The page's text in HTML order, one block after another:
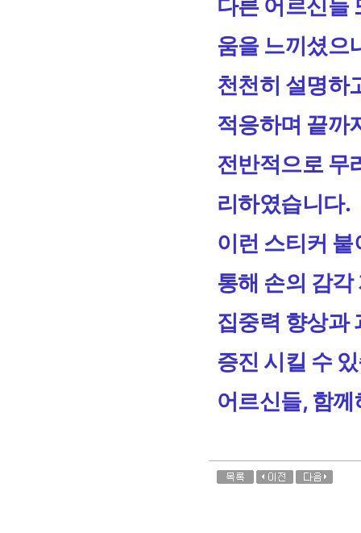
다른 어르신들
움을 느끼셨으
천천히 설명하
적응하며 끝까
전반적으로 무
리하였습니다.
이런 스티커
통해 손의 감
집중력 향상과
증진 시킬 수
어르신들, 함